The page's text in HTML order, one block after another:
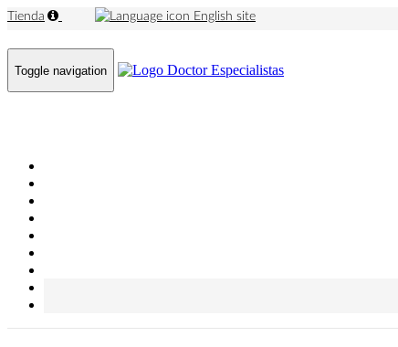
Tienda English site
Toggle navigation